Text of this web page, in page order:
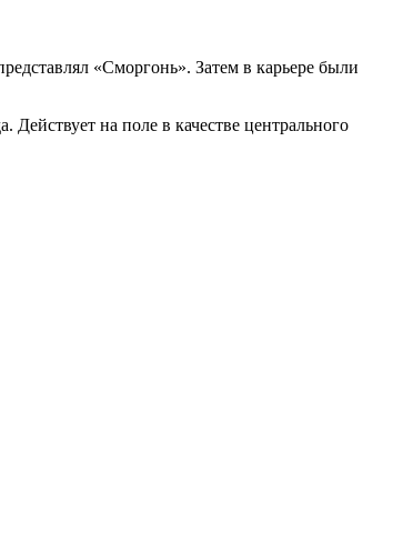
«Сморгонь». Затем в карьере были
на поле в качестве центрального